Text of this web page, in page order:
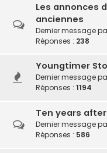
Les annonces
anciennes
Dernier message
Réponses : 238
Youngtimer
Dernier message
Réponses : 1194
Ten years after
Dernier message
Réponses : 586